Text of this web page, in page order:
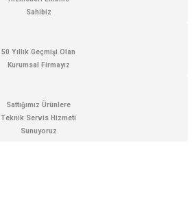
Sahibiz
50 Yıllık Geçmişi Olan
Kurumsal Firmayız
Sattığımız Ürünlere
Teknik Servis Hizmeti
Sunuyoruz